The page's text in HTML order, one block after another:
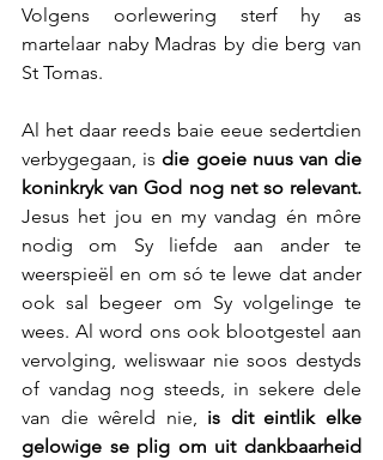
Volgens oorlewering sterf hy as
martelaar naby Madras by die berg van
St Tomas.
Al het daar reeds baie eeue sedertdien
verbygegaan, is die goeie nuus van die
Jesus het jou en my vandag én môre
nodig om Sy liefde aan ander te
weerspieël en om só te lewe dat ander
ook sal begeer om Sy volgelinge te
wees. Al word ons ook blootgestel aan
vervolging, weliswaar nie soos destyds
of vandag nog steeds, in sekere dele
van die wêreld nie, is dit eintlik elke
gelowige se plig om uit dankbaarheid